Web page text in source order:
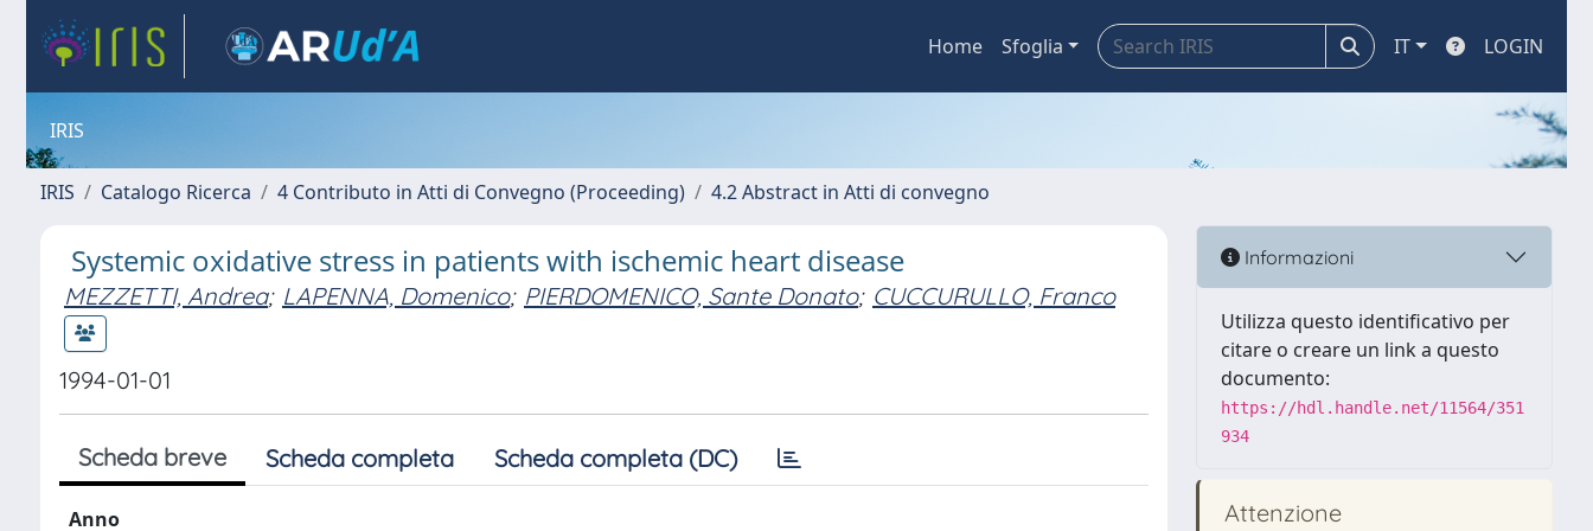
Home Sfoglia IT LOGIN
IRIS
IRIS Catalogo Ricerca 4 Contributo in Atti di Convegno (Proceeding) 4.2 Abstract in Atti di convegno
Systemic oxidative stress in patients with ischemic heart disease
MEZZETTI, Andrea; LAPENNA, Domenico; PIERDOMENICO, Sante Donato; CUCCURULLO, Franco
1994-01-01
Scheda breve Scheda completa Scheda completa (DC)
Anno
Informazioni
Utilizza questo identificativo per
citare o creare un link a questo
documento:
https://hdl.handle.net/11564/351
934
Attenzione